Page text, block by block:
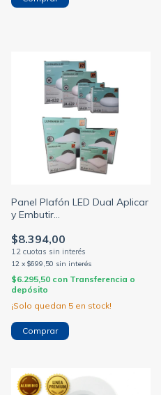
Panel Plafón LED Dual Aplicar
y Embutir
(JA)
$8.394,00
12 x $699,50 sin interés
$6.295,50 con Transferencia o
depósito
¡Solo quedan 5 en stock!
Comprar